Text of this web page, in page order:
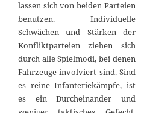
lassen sich von beiden Parteien
benutzen. Individuelle
Schwächen und Stärken der
Konfliktparteien ziehen sich
durch alle Spielmodi, bei denen
Fahrzeuge involviert sind. Sind
es reine Infanteriekämpfe, ist
es ein Durcheinander und